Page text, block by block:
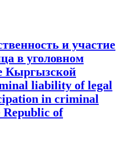
и участие
в уголовном
Кыргызской
liability of legal
in criminal
Republic of